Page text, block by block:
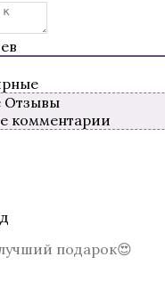
Отзывы
комментарии
подарок😍